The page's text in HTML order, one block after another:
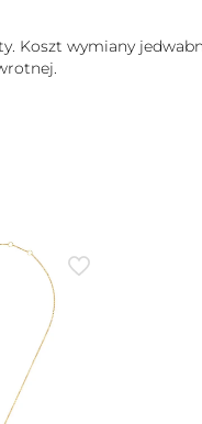
Koszt wymiany